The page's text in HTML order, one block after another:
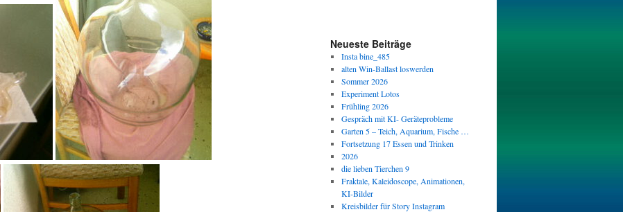
Neueste Beiträge
Insta bine_485
alten Win-Ballast loswerden
Sommer 2026
Experiment Lotos
Frühling 2026
Gespräch mit KI- Geräteprobleme
Garten 5 – Teich, Aquarium, Fische …
Fortsetzung 17 Essen und Trinken
2026
die lieben Tierchen 9
Fraktale, Kaleidoscope, Animationen,
KI-Bilder
Kreisbilder für Story Instagram